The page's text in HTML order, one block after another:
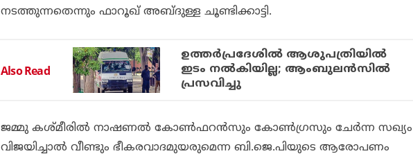
നടത്തുന്നതെന്നും ഫാറൂഖ് അബ്ദുള്ള ചൂണ്ടിക്കാട്ടി.
Also Read
ഉത്തർപ്രദേശിൽ ആശുപത്രിയിൽ
ഇടം നൽകിയില്ല; ആംബുലൻസിൽ
പ്രസവിച്ചു
ജമ്മു കശ്മീരില്‍ നാഷണല്‍ കോണ്‍ഫറന്‍സും കോണ്‍ഗ്രസും ചേര്‍ന്ന സഖ്യം
വിജയിച്ചാല്‍ വീണ്ടും ഭീകരവാദമുയരുമെന്ന ബി.ജെ.പിയുടെ ആരോപണം